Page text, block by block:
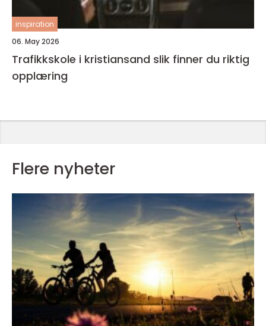
inspiration
06. May 2026
Trafikkskole i kristiansand slik finner du riktig
opplæring
Flere nyheter